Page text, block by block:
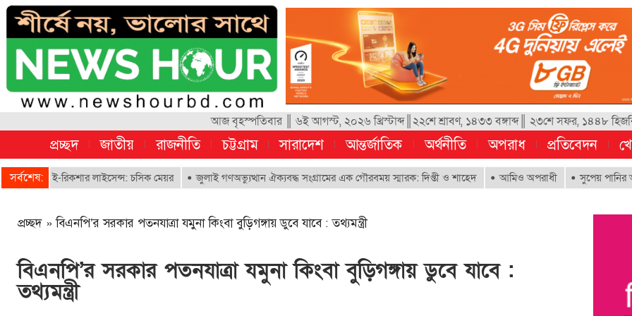
আজ বৃহস্পতিবার ║ ৬ই আগস্ট, ২০২৬ খ্রিস্টাব্দ║২২শে শ্রাবণ, ১৪৩৩ বঙ্গাব্দ║ ২৩শে সফর, ১৪৪৮
প্রচ্ছদ জাতীয় রাজনীতি চট্টগ্রাম সারাদেশ আন্তর্জাতিক অর্থনীতি অপরাধ প্রতিবেদন
সর্বশেষ:
ই-রিকশার লাইসেন্স: চসিক মেয়র জুলাই গণঅভ্যুত্থান ঐক্যবদ্ধ সংগ্রামের এক গৌরবময় স্মারক: দিপ্তী ও শাহেদ আমিও অপরাধী সুপেয় পানির অধিকার
প্রচ্ছদ »বিএনপি’র সরকার পতনযাত্রা যমুনা কিংবা বুড়িগঙ্গায় ডুবে যাবে : তথ্যমন্ত্রী
বিএনপি’র সরকার পতনযাত্রা যমুনা কিংবা বুড়িগঙ্গায় ডুবে যাবে :
তথ্যমন্ত্রী